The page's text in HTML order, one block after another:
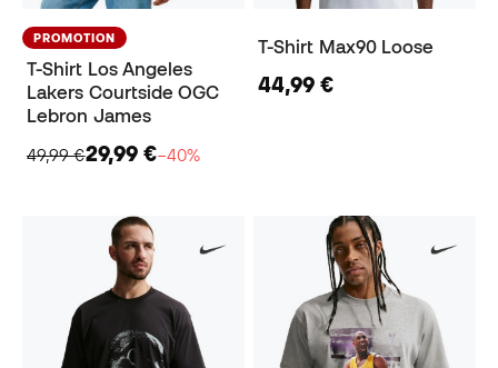
PROMOTION
T-Shirt Los Angeles
Lakers Courtside OGC
Lebron James
49,99 €29,99 €−40%
T-Shirt Max90 Loose
44,99 €